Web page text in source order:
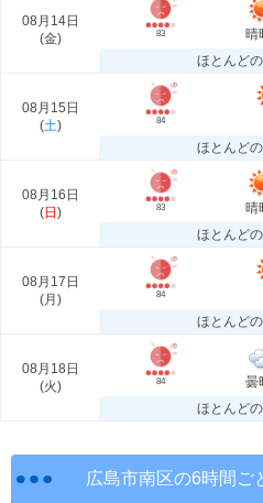
08月14日
(金) 83 晴
ほとんど
08月15日
(土) 84
ほとんど
08月16日
(日 ) 83 晴
ほとんど
08月17日
(月 ) 84
ほとんど
08月18日
(火) 84 曇
ほとんど
広島市南区の6時間ご